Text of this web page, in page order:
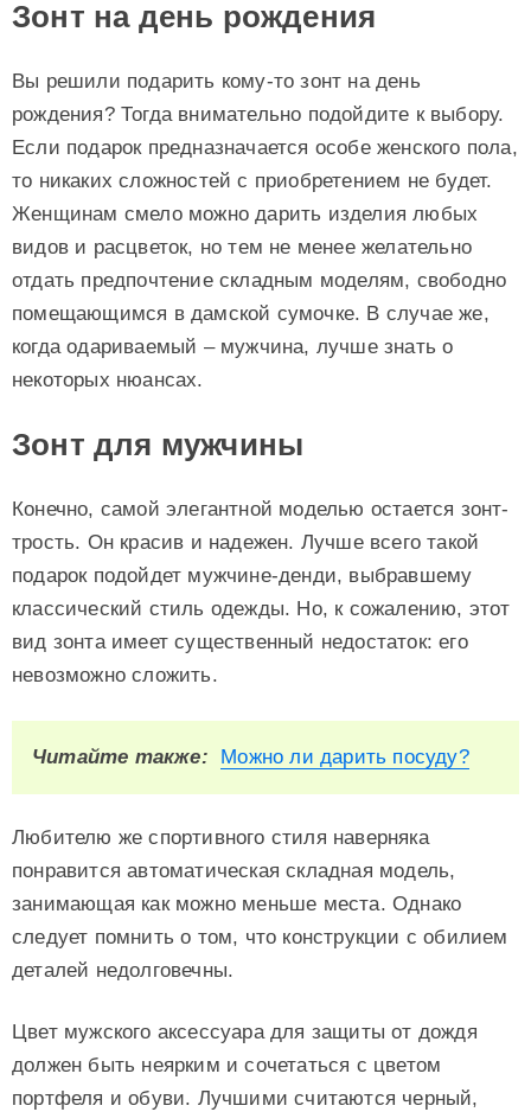
Зонт на день рождения
Вы решили подарить кому-то зонт на день
рождения? Тогда внимательно подойдите к выбору.
Если подарок предназначается особе женского пола,
то никаких сложностей с приобретением не будет.
Женщинам смело можно дарить изделия любых
видов и расцветок, но тем не менее желательно
отдать предпочтение складным моделям, свободно
помещающимся в дамской сумочке. В случае же,
когда одариваемый – мужчина, лучше знать о
некоторых нюансах.
Зонт для мужчины
Конечно, самой элегантной моделью остается зонт-
трость. Он красив и надежен. Лучше всего такой
подарок подойдет мужчине-денди, выбравшему
классический стиль одежды. Но, к сожалению, этот
вид зонта имеет существенный недостаток: его
невозможно сложить.
Читайте также: Можно ли дарить посуду?
Любителю же спортивного стиля наверняка
понравится автоматическая складная модель,
занимающая как можно меньше места. Однако
следует помнить о том, что конструкции с обилием
деталей недолговечны.
Цвет мужского аксессуара для защиты от дождя
должен быть неярким и сочетаться с цветом
портфеля и обуви. Лучшими считаются черный,